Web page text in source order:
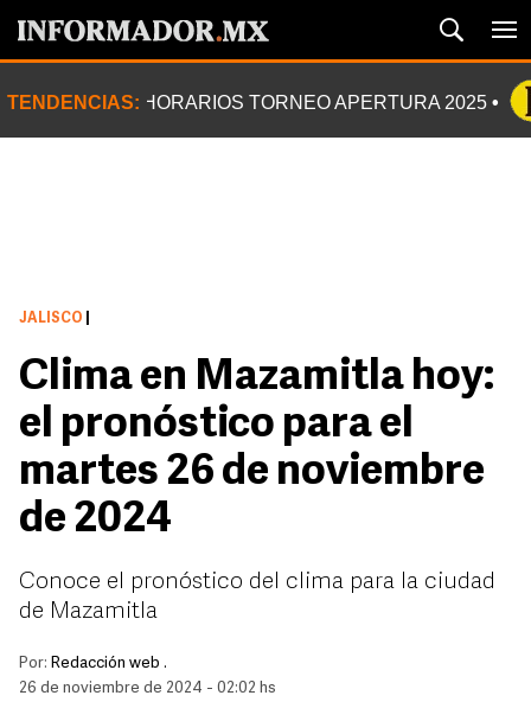
TENDENCIAS: HORARIOS TORNEO APERTURA 2025
JALISCO
Clima en Mazamitla hoy:
el pronóstico para el
martes 26 de noviembre
de 2024
Conoce el pronóstico del clima para la ciudad
de Mazamitla
Por: Redacción web .
26 de noviembre de 2024 - 02:02 hs